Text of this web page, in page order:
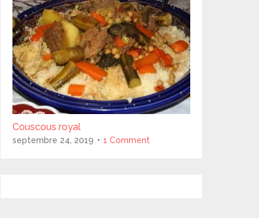
Couscous royal
septembre 24, 2019 1 Comment